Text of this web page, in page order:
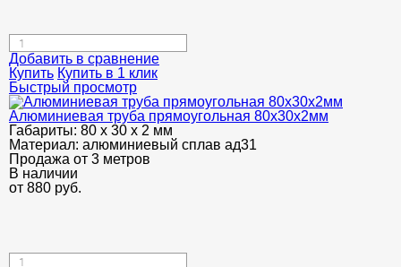
Добавить в сравнение
Купить Купить в 1 клик
Быстрый просмотр
Алюминиевая труба прямоугольная 80х30х2мм
Габариты: 80 х 30 х 2 мм
Материал: алюминиевый сплав ад31
Продажа от 3 метров
В наличии
от 880 руб.